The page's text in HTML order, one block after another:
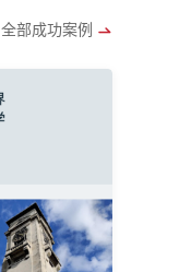
全部成功案例